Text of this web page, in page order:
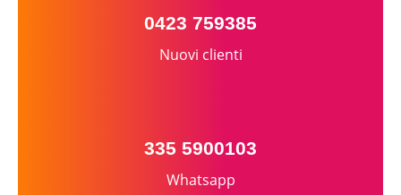
0423 759385
Nuovi clienti
335 5900103
Whatsapp